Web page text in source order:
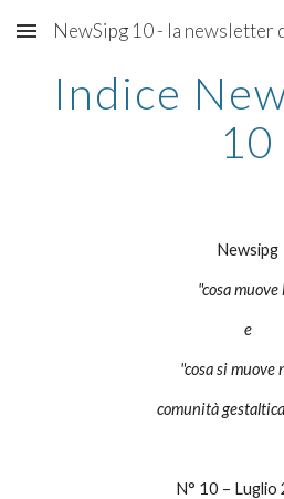
Skip to main content
NewSipg 10 - la newsletter
Indice
10
Newsipg
"cosa muove
e
"cosa si muove
comunità
N° 10 – Luglio